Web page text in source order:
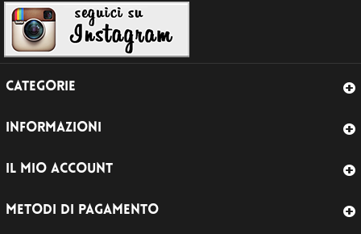
CATEGORIE
INFORMAZIONI
IL MIO ACCOUNT
METODI DI PAGAMENTO